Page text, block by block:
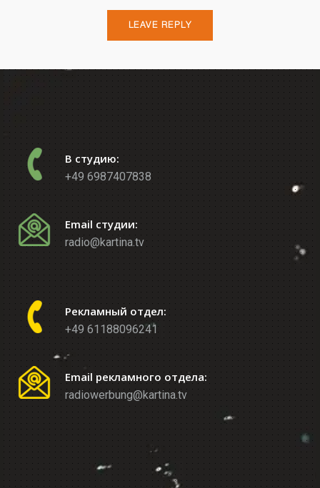
В студию:
+49 6987407838
Email студии:
radio@kartina.tv
Рекламный отдел:
+49 61188096241
Email рекламного отдела:
radiowerbung@kartina.tv